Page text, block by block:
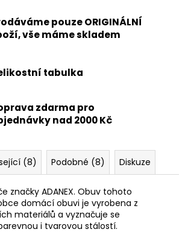
pouze ORIGINÁLNÍ
vše máme skladem
tabulka
zdarma pro
nad 2000 Kč
(8) Podobné (8) Diskuze
značky ADANEX. Obuv tohoto
domácí obuvi je vyrobena z
materiálů a vyznačuje se
i tvarovou stálostí.